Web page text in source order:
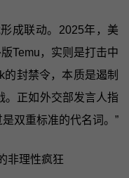
成联动。2025年，美
Temu，实则是打击中
的封禁令，本质是遏制
。正如外交部发言人指
是双重标准的代名词。”
非理性疯狂